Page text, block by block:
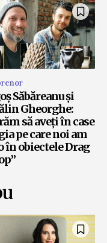
Săbăreanu și
Gheorghe:
să aveți în case
pe care noi am
în obiectele Drag